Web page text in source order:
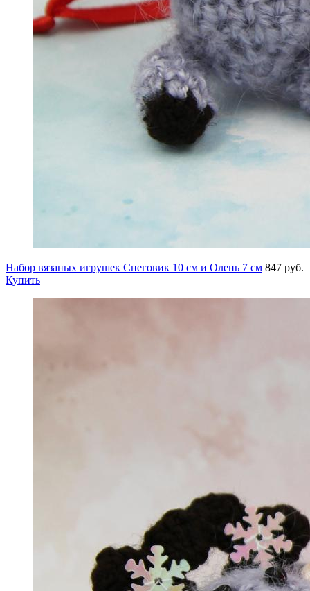
Набор вязаных игрушек Снеговик 10 см и Олень 7 см 847 руб.
Купить